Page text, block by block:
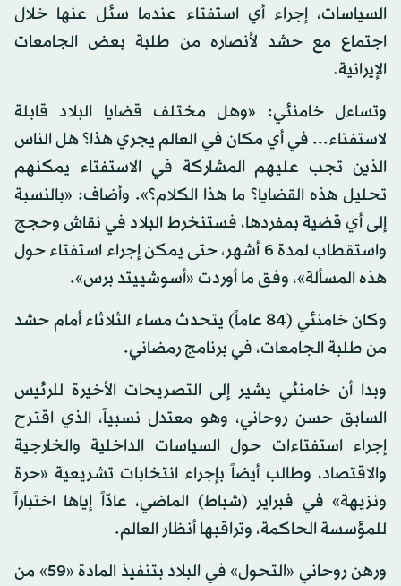
السياسات، إجراء أي استفتاء عندما سئل عنها خلال
اجتماع مع حشد لأنصاره من طلبة بعض الجامعات
الإيرانية.
وتساءل خامنئي: «وهل مختلف قضايا البلاد قابلة
لاستفتاء... في أي مكان في العالم يجري هذا؟ هل الناس
الذين تجب عليهم المشاركة في الاستفتاء يمكنهم
تحليل هذه القضايا؟ ما هذا الكلام؟». وأضاف: «بالنسبة
إلى أي قضية بمفردها، فستنخرط البلاد في نقاش وحجج
واستقطاب لمدة 6 أشهر، حتى يمكن إجراء استفتاء حول
هذه المسألة»، وفق ما أوردت «أسوشييتد برس».
وكان خامنئي (84 عاماً) يتحدث مساء الثلاثاء أمام حشد
من طلبة الجامعات، في برنامج رمضاني.
وبدا أن خامنئي يشير إلى التصريحات الأخيرة للرئيس
السابق حسن روحاني، وهو معتدل نسبياً، الذي اقترح
إجراء استفتاءات حول السياسات الداخلية والخارجية
والاقتصاد، وطالب أيضاً بإجراء انتخابات تشريعية «حرة
ونزيهة» في فبراير (شباط) الماضي، عادّاً إياها اختباراً
للمؤسسة الحاكمة، وتراقبها أنظار العالم.
ورهن روحاني «التحول» في البلاد بتنفيذ المادة «59» من